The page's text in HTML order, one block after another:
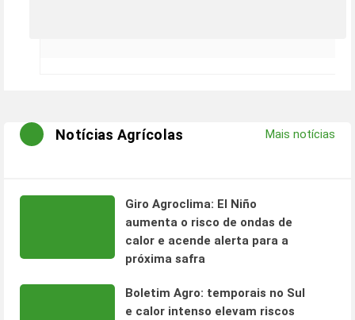
Notícias Agrícolas Mais notícias
Giro Agroclima: El Niño
aumenta o risco de ondas de
calor e acende alerta para a
próxima safra
Boletim Agro: temporais no Sul
e calor intenso elevam riscos